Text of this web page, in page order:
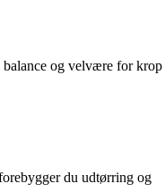
og velvære for krop
du udtørring og